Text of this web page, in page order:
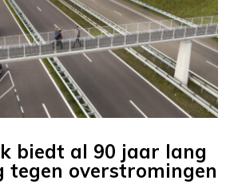
biedt al 90 jaar lang
tegen overstromingen